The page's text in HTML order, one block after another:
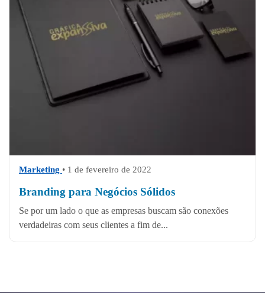
Marketing • 1 de fevereiro de 2022
Branding para Negócios Sólidos
Se por um lado o que as empresas buscam são conexões
verdadeiras com seus clientes a fim de...